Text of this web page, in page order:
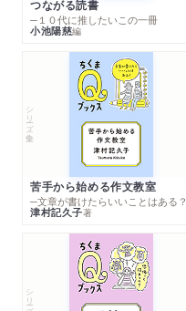
つながる読書
─１０代に推したいこの一冊
小池陽慈編
シリーズ・全集
苦手から始める作文教室
─文章が書けたらいいことはある？
津村記久子著
シリーズ・全集